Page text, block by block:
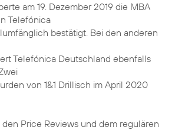
am 19. Dezember 2019 die MBA
Telefónica
bestätigt. Bei den anderen
Telefónica Deutschland ebenfalls
von 1&1 Drillisch im April 2020
Price Reviews und dem regulären